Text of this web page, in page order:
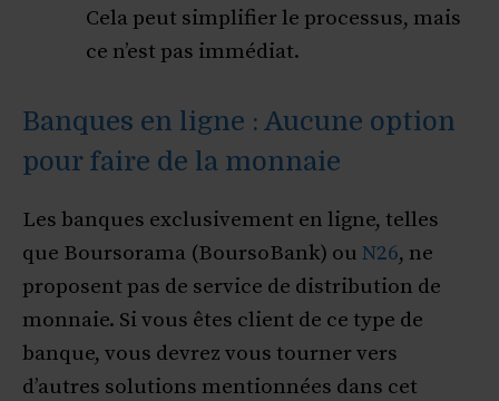
Cela peut simplifier le processus, mais
ce n’est pas immédiat.
Banques en ligne : Aucune option
pour faire de la monnaie
Les banques exclusivement en ligne, telles
que Boursorama (BoursoBank) ou N26, ne
proposent pas de service de distribution de
monnaie. Si vous êtes client de ce type de
banque, vous devrez vous tourner vers
d’autres solutions mentionnées dans cet